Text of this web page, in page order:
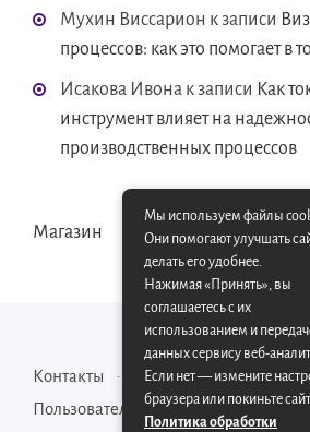
Мухин Виссарион к записи
процессов: как это помогает в
Исакова Ивона к записи Как
инструмент влияет на
производственных процессов
Магазин
Контакты
Карта сайта
Пользовательское соглашение
Мы используем файлы
Они помогают улучшать
делать его удобнее.
Нажимая «Принять», вы
соглашаетесь с их
использованием и
данных сервису веб-
Если нет — измените
браузера или покиньте
Политика обработки